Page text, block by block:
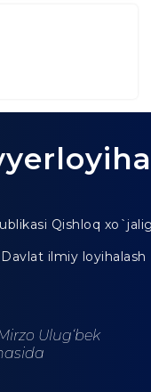
Qishloq
ilmiy loyihalash
Ulug‘bek